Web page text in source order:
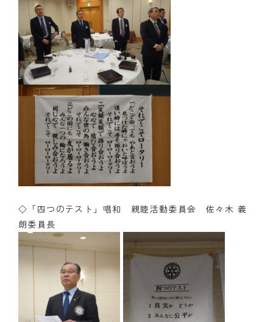
◇「四つのテスト」唱和 親睦活動委員会 佐々木 義
朗委員長